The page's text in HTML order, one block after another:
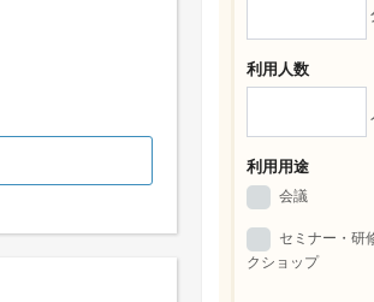
利用人数
利用用途
会議
セミナー・研
クショップ